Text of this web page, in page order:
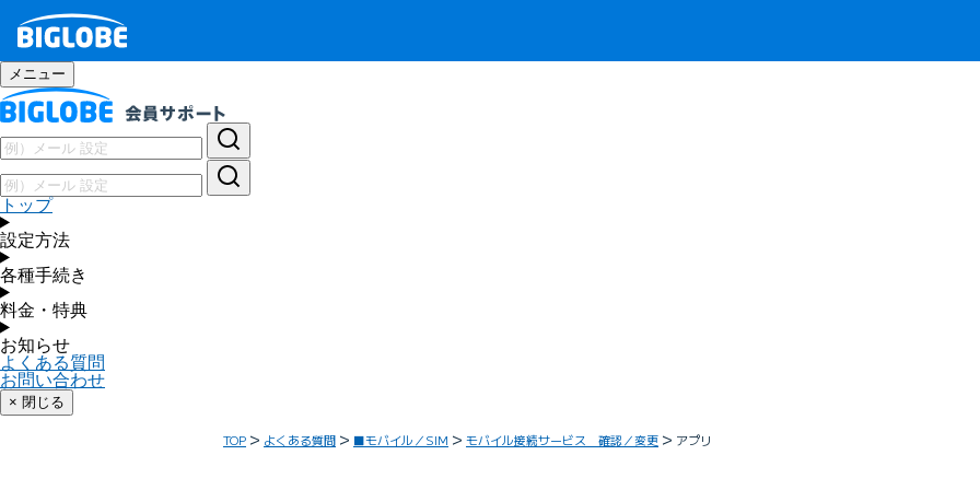
メニュー
トップ
設定方法
各種手続き
料金・特典
お知らせ
よくある質問
お問い合わせ
× 閉じる
TOP よくある質問 ■モバイル／SIM モバイル接続サービス 確認／変更 アプリ